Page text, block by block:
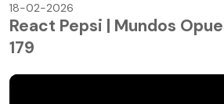
18-02-2026
React Pepsi | Mundos
179